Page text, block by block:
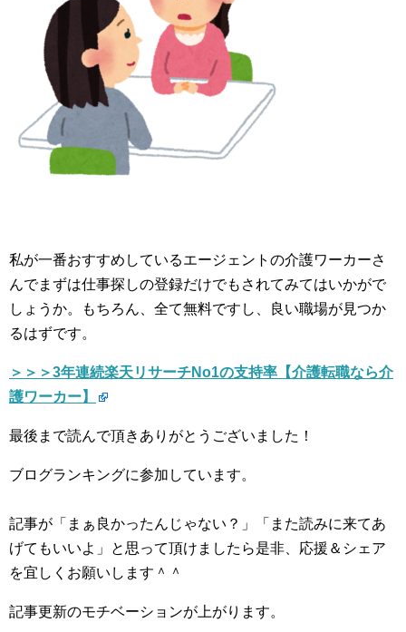
私が一番おすすめしているエージェントの介護ワーカーさ
んでまずは仕事探しの登録だけでもされてみてはいかがで
しょうか。もちろん、全て無料ですし、良い職場が見つか
るはずです。
＞＞＞3年連続楽天リサーチNo1の支持率【介護転職なら介
護ワーカー】
最後まで読んで頂きありがとうございました！
ブログランキングに参加しています。
記事が「まぁ良かったんじゃない？」「また読みに来てあ
げてもいいよ」と思って頂けましたら是非、応援＆シェア
を宜しくお願いします＾＾
記事更新のモチベーションが上がります。